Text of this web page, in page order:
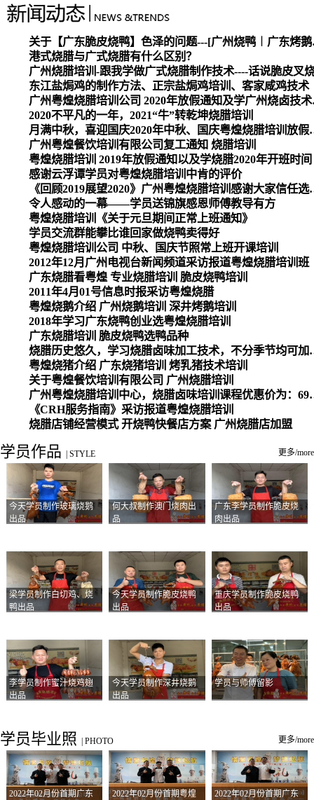
关于【广
港式烧腊与广式烧腊有什么区别？
广州烧腊培训-跟我学做广式烧腊制作技术----话说脆皮叉
东江盐焗鸡的制作方法、正宗盐焗鸡培训、客家咸鸡技术
广州粤煌
2020不平凡的一年，2021“牛”转乾坤烧腊培训
月满中秋，喜迎
广州粤煌餐饮培训有限公司复工通知 烧腊培训
粤煌烧腊培训 2019年放假通知以及学烧腊2020年开班时间
感谢云浮谭学员对粤煌烧腊培训中肯的评价
《回顾2019展望
令人感动的一幕——学员送锦旗感恩师傅教导有方
粤煌烧腊培训《关于元旦期间正常上班通知》
学员交流群能攀比谁回家做烧鸭卖得好
粤煌烧腊培训公司 中秋、国庆节照常上班开课培训
2012年12月广州电视台新闻频道采访报道粤煌烧腊培训班
广东烧腊看粤煌 专业烧腊培训 脆皮烧鸭培训
2011年4月01号信息时报采访粤煌烧腊
粤煌烧鹅介绍 广州烧鹅培训 深井烤鹅培训
2018年学习广东烧鸭创业选粤煌烧腊培训
广东烧腊培训 脆皮烧鸭选鸭品种
烧腊历史悠久，学习
粤煌烧猪介绍 广东烧猪培训 烤乳猪技术培训
关于粤煌餐饮培训有限公司 广州烧腊培训
广州粤煌烧腊培训中心，烧腊卤味培训课程优惠价为：6980元
《CRH服务指南》采访报道粤煌烧腊培训
烧腊店铺经营模式 开烧鸭快餐店方案 广州烧腊店加盟
学员作品 STYLE 更多/more
今天学员制作玻璃烧鹅
出品
何大叔制作澳门烧肉出
品
广东李学员制作脆皮烧
肉出品
梁学员制作白切鸡、烧
鸭出品
今天学员制作脆皮烧鸭
出品
重庆学员制作脆皮烧鸭
出品
李学员制作蜜汁烧鸡翅
出品
今天学员制作深井烧鹅
出品
学员与师傅留影
学员毕业照 PHOTO 更多/more
2022年02月份首期广东
2022年02月份首期粤煌
2022年02月份首期广东